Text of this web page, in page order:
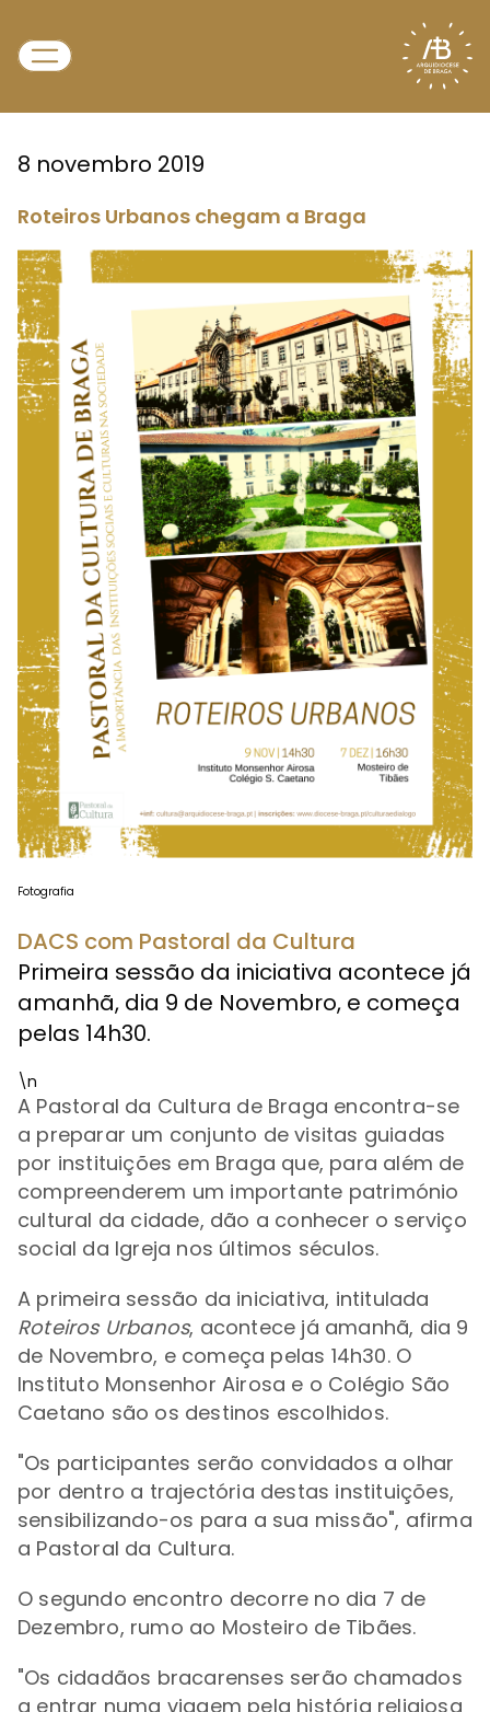
8 novembro 2019
Roteiros Urbanos chegam a Braga
Fotografia
DACS com Pastoral da Cultura
Primeira sessão da iniciativa acontece já
amanhã, dia 9 de Novembro, e começa
pelas 14h30.
\n
A Pastoral da Cultura de Braga encontra-se
a preparar um conjunto de visitas guiadas
por instituições em Braga que, para além de
compreenderem um importante património
cultural da cidade, dão a conhecer o serviço
social da Igreja nos últimos séculos.
A primeira sessão da iniciativa, intitulada
Roteiros Urbanos, acontece já amanhã, dia 9
de Novembro, e começa pelas 14h30. O
Instituto Monsenhor Airosa e o Colégio São
Caetano são os destinos escolhidos.
"Os participantes serão convidados a olhar
por dentro a trajectória destas instituições,
sensibilizando-os para a sua missão", afirma
a Pastoral da Cultura.
O segundo encontro decorre no dia 7 de
Dezembro, rumo ao Mosteiro de Tibães.
"Os cidadãos bracarenses serão chamados
a entrar numa viagem pela história religiosa